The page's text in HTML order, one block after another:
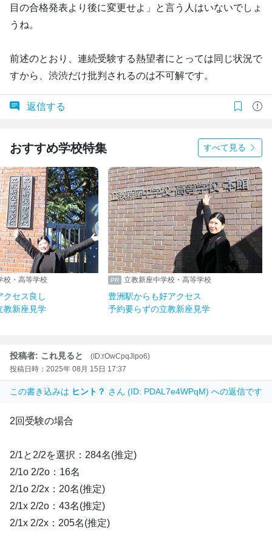
目の合格発表より後に変更せよ」と言う人はいないでしょ
うね。
前述のとおり、連続受験する熱望者にとっては同じ状況で
すから、渋渋だけ批判されるのは不可解です。
返信する
おすすめ学校特集 すべて見る
校・高等学校
クセス良し
教新座見学
立教新座中学校・高等学校
豊洲駅からも好アクセス
予約要らずの立教新座見学
投稿者: これ見ると
(ID:rOwCpqJlpo6)
投稿日時：2025年 08月 15日 17:37
この書き込みは ヒント？ さん (ID: PDAL7e4WPqM) への返信です
2回受験の場合
2/1と2/2を選択：284名(推定)
2/1o 2/2o：16名
2/1o 2/2x：20名(推定)
2/1x 2/2o：43名(推定)
2/1x 2/2x：205名(推定)